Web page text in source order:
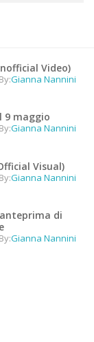
Video)
Gianna Nannini
9 maggio
Gianna Nannini
Visual)
Gianna Nannini
di
Gianna Nannini